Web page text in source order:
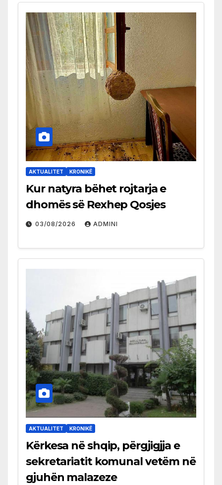
AKTUALITET KRONIKË
Kur natyra bëhet rojtarja e
dhomës së Rexhep Qosjes
03/08/2026 ADMINI
AKTUALITET KRONIKË
Kërkesa në shqip, përgjigjja e
sekretariatit komunal vetëm në
gjuhën malazeze